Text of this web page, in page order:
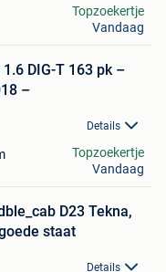
Topzoekertje
Vandaag
DIG-T 163 pk –
–
Details
Topzoekertje
Vandaag
D23 Tekna,
staat
Details